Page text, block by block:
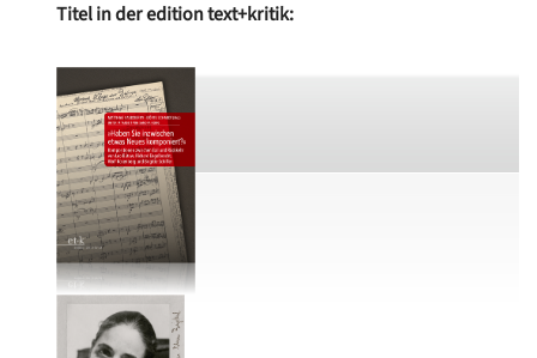
Titel in der edition text+kritik: